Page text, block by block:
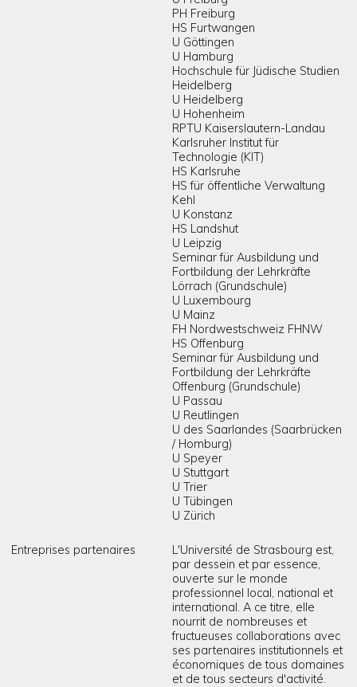
PH Freiburg
HS Furtwangen
U Göttingen
U Hamburg
Hochschule für Jüdische Studien
Heidelberg
U Heidelberg
U Hohenheim
RPTU Kaiserslautern-Landau
Karlsruher Institut für
Technologie (KIT)
HS Karlsruhe
HS für öffentliche Verwaltung
Kehl
U Konstanz
HS Landshut
U Leipzig
Seminar für Ausbildung und
Fortbildung der Lehrkräfte
Lörrach (Grundschule)
U Luxembourg
U Mainz
FH Nordwestschweiz FHNW
HS Offenburg
Seminar für Ausbildung und
Fortbildung der Lehrkräfte
Offenburg (Grundschule)
U Passau
U Reutlingen
U des Saarlandes (Saarbrücken
/ Homburg)
U Speyer
U Stuttgart
U Trier
U Tübingen
U Zürich
Entreprises partenaires
L'Université de Strasbourg est,
par dessein et par essence,
ouverte sur le monde
professionnel local, national et
international. A ce titre, elle
nourrit de nombreuses et
fructueuses collaborations avec
ses partenaires institutionnels et
économiques de tous domaines
et de tous secteurs d'activité.